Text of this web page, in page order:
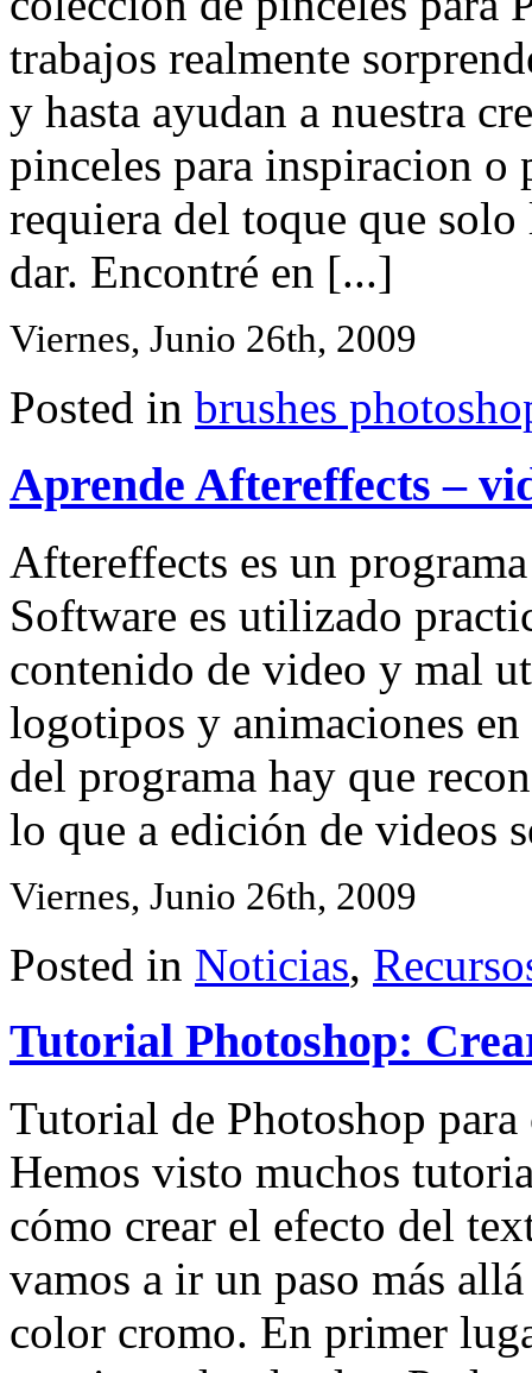
trabajos realmente
y hasta ayudan a nuestra
pinceles para inspiracion o
requiera del toque que
dar. Encontré en [...]
Viernes, Junio 26th, 2009
Posted in brushes
Aprende Aftereffects –
Aftereffects es un
Software es utilizado
contenido de video y mal
logotipos y animaciones
del programa hay que
lo que a edición de videos
Viernes, Junio 26th, 2009
Posted in Noticias,
Tutorial Photoshop:
Tutorial de Photoshop
Hemos visto muchos
cómo crear el efecto del
vamos a ir un paso más
color cromo. En primer